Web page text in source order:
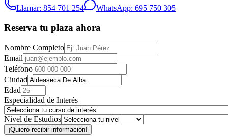
Llamar: 854 701 254
WhatsApp: 695 750 305
Reserva tu plaza ahora
Nombre Completo
Email
Teléfono
Ciudad
Edad
Especialidad de Interés
Nivel de Estudios
¡Quiero recibir información!